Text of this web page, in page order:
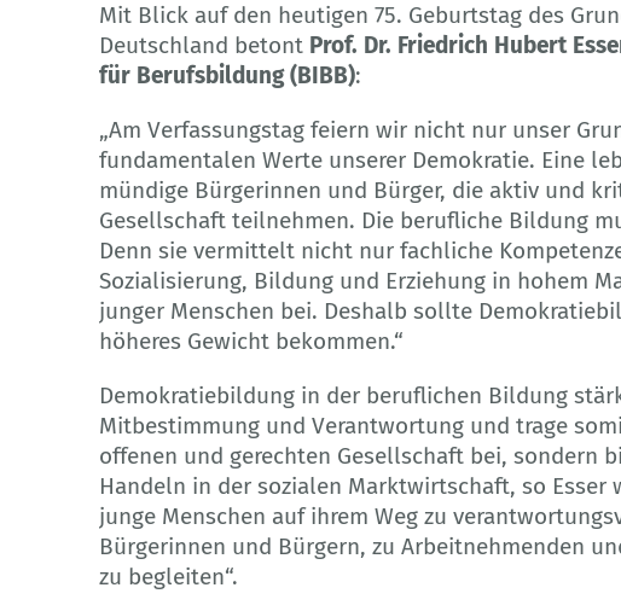
Mit Blick auf den heutigen 75. Geburtstag des
Deutschland betont Prof. Dr. Friedrich Hubert
für Berufsbildung (BIBB):
„Am Verfassungstag feiern wir nicht nur unser
fundamentalen Werte unserer Demokratie. Eine
mündige Bürgerinnen und Bürger, die aktiv und
Gesellschaft teilnehmen. Die berufliche Bildung
Denn sie vermittelt nicht nur fachliche
Sozialisierung, Bildung und Erziehung in hohem
junger Menschen bei. Deshalb sollte
höheres Gewicht bekommen.“
Demokratiebildung in der beruflichen Bildung
Mitbestimmung und Verantwortung und trage
offenen und gerechten Gesellschaft bei, sondern
Handeln in der sozialen Marktwirtschaft, so Esser
junge Menschen auf ihrem Weg zu
Bürgerinnen und Bürgern, zu Arbeitnehmenden
zu begleiten“.